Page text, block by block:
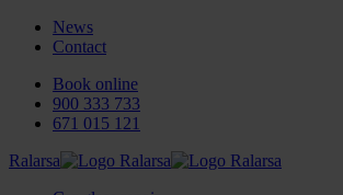
News
Contact
Book online
900 333 733
671 015 121
Ralarsa